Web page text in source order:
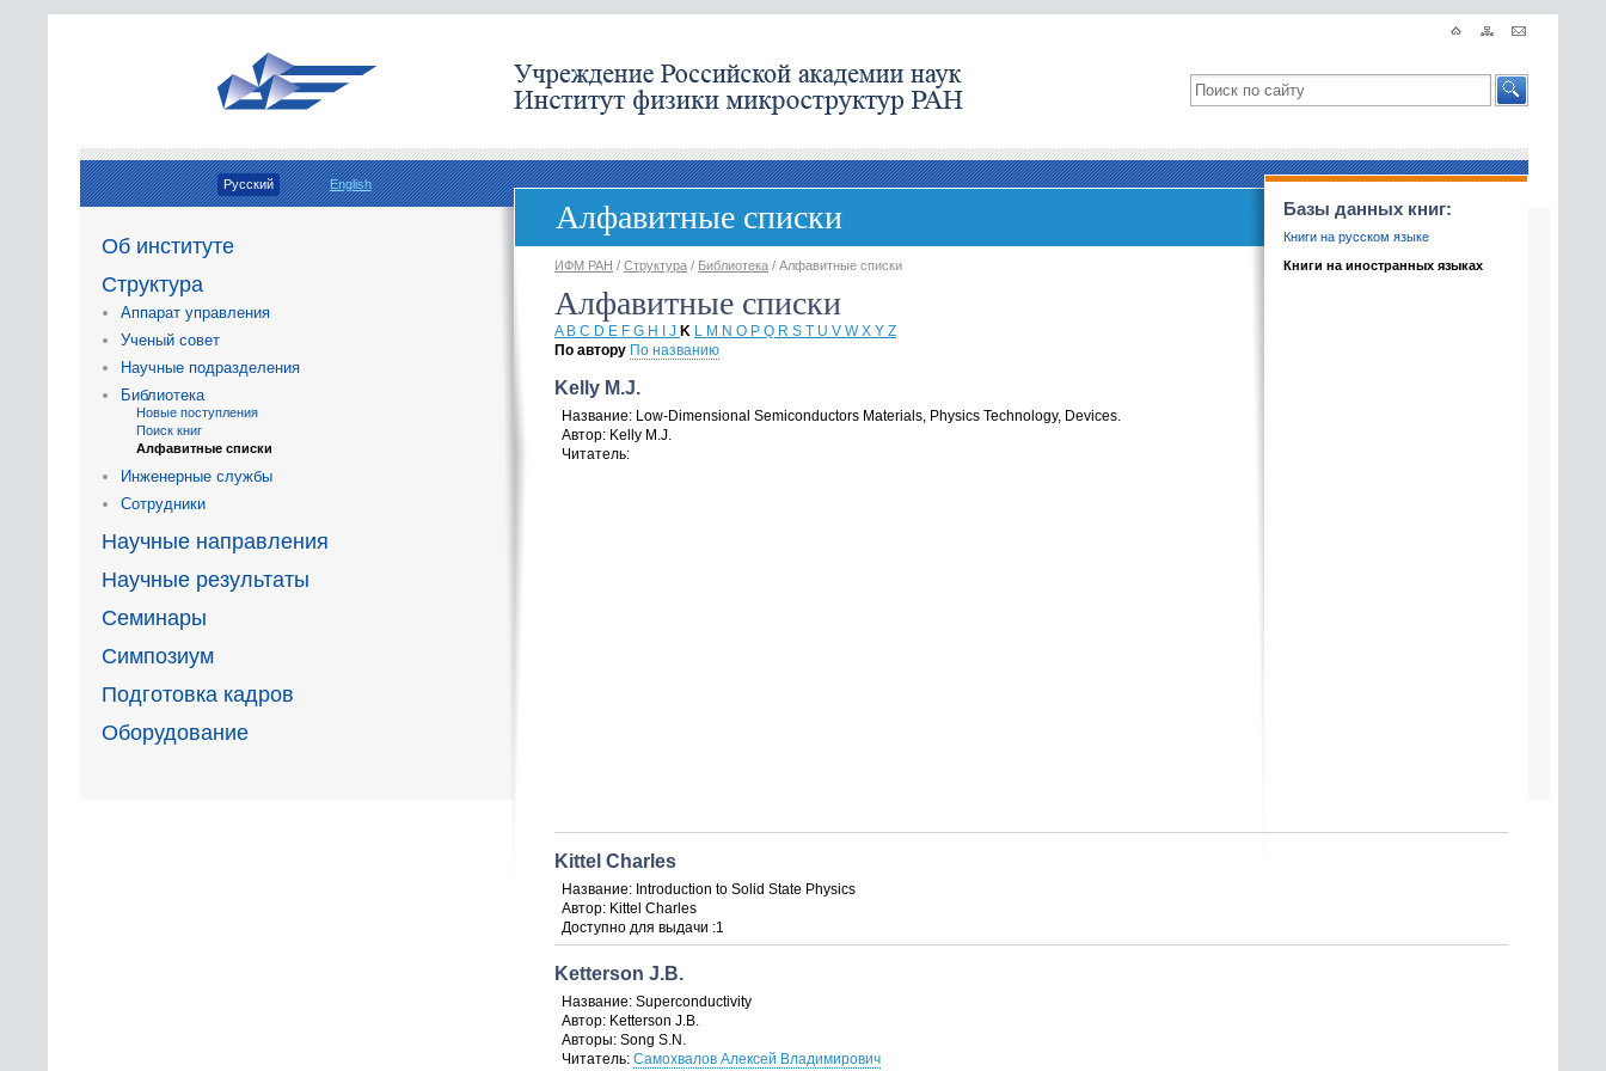
Русский English
Об институте
Структура
Аппарат управления
Ученый совет
Научные подразделения
Библиотека
Новые поступления
Поиск книг
Алфавитные списки
Инженерные службы
Сотрудники
Научные направления
Научные результаты
Семинары
Симпозиум
Подготовка кадров
Оборудование
Алфавитные списки Базы данных книг:
Книги на русском языке
Книги на иностранных языках
ИФМ РАН /Структура / Библиотека / Алфавитные списки
Алфавитные списки
A BC D E FG H IJ K L M NO PQ RST UVWXYZ
По автору По названию
Kelly M.J.
Название: Low-Dimensional Semiconductors Materials, Physics Technology, Devices.
Автор: Kelly M.J.
Читатель:
Kittel Charles
Название: Introduction to Solid State Physics
Автор: Kittel Charles
Доступно для выдачи :1
Ketterson J.B.
Название: Superconductivity
Автор: Ketterson J.B.
Авторы: Song S.N.
Читатель: Самохвалов Алексей Владимирович